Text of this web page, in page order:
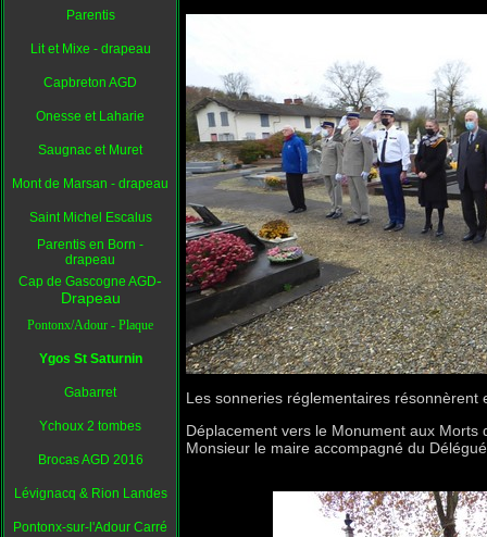
Parentis
Lit et Mixe - drapeau
Capbreton AGD
Onesse et Laharie
Saugnac et Muret
Mont de Marsan - drapeau
Saint Michel Escalus
Parentis en Born -
drapeau
Cap de Gascogne AGD-
Drapeau
Pontonx/Adour - Plaque
Ygos St Saturnin
Gabarret
Ychoux 2 tombes
Brocas AGD 2016
Lévignacq & Rion Landes
Pontonx-sur-l'Adour Carré
Les sonneries réglementaires
Déplacement vers le Monument aux
Monsieur le maire accompagné du